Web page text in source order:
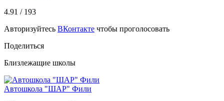
4.91 / 193
Авторизуйтесь ВКонтакте чтобы проголосовать
Поделиться
Близлежащие школы
Автошкола "ШАР" Фили